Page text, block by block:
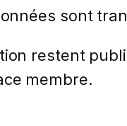
sont
restent
membre.